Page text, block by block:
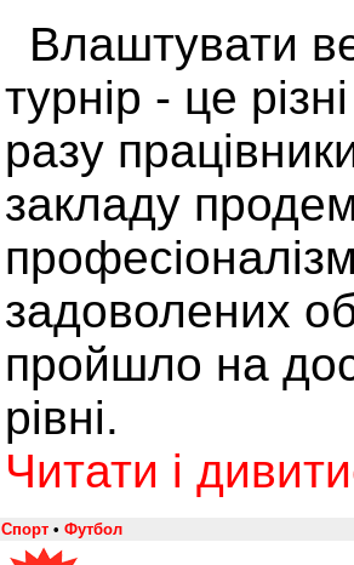
Влаштувати
турнір - це
разу
закладу
задоволених
пройшло на
рівні.
Читати і
Спорт • Футбол